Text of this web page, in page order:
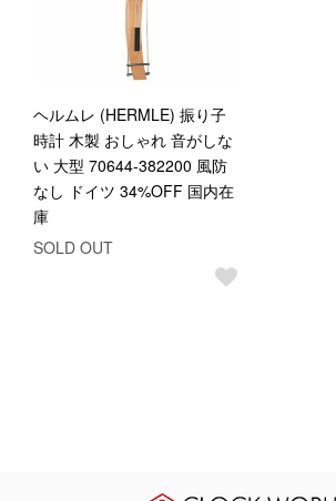
ヘルムレ (HERMLE) 振り子
時計 木製 おしゃれ 音がしな
い 大型 70644-382200 風防
なし ドイツ 34%OFF 国内在
庫
SOLD OUT